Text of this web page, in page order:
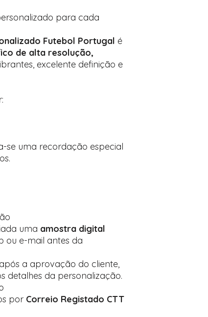
para cada
Futebol Portugal é
de alta resolução,
excelente definição e
se uma recordação especial
uma amostra digital
ou e-mail antes da
a aprovação do cliente,
detalhes da personalização.
por Correio Registado CTT